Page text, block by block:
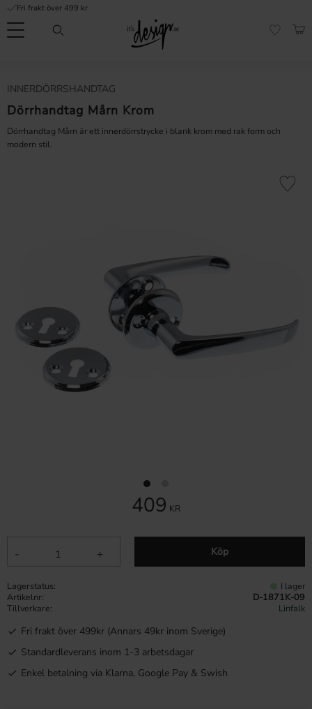
Meny
Fri frakt över 499 kr
INNERDÖRRSHANDTAG
Dörrhandtag Mårn Krom
Dörrhandtag Mårn är ett innerdörrstrycke i blank krom med rak form och
modern stil.
409 KR
+
- Köp
Lägg till
Lagerstatus I lager
Artikelnr
D-1871K-09
Tillverkare
Linfalk
Fri frakt över 499kr (Annars 49kr inom Sverige)
Standardleverans inom 1-3 arbetsdagar
Enkel betalning via Klarna, Google Pay & Swish
Vanliga frågor